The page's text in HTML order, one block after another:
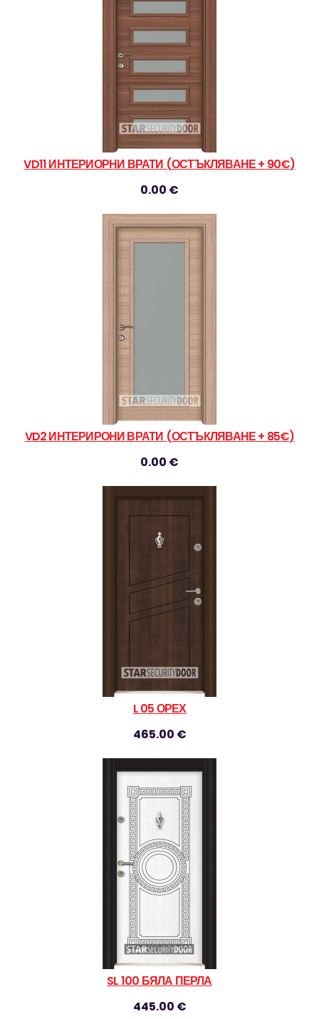
VD11 ИНТЕРИОРНИ ВРАТИ (ОСТЪКЛЯВАНЕ + 90€)
0.00 €
VD2 ИНТЕРИРОНИ ВРАТИ (ОСТЪКЛЯВАНЕ + 85€)
0.00 €
L 05 ОРЕХ
465.00 €
SL 100 БЯЛА ПЕРЛА
445.00 €